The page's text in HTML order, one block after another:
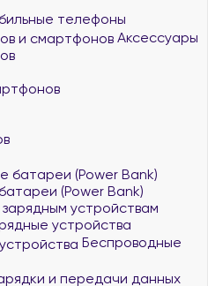
телефоны
Аксессуары
(Power Bank)
устройствам
устройства
Беспроводные